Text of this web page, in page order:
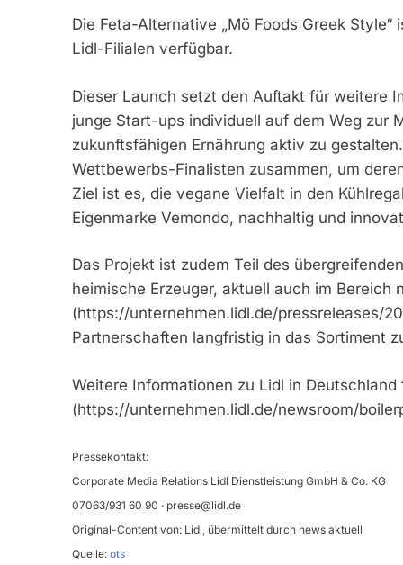
Die Feta-Alternative „Mö Foods Greek
Lidl-Filialen verfügbar.
Dieser Launch setzt den Auftakt für weitere
junge Start-ups individuell auf dem Weg zur
zukunftsfähigen Ernährung aktiv zu
Wettbewerbs-Finalisten zusammen, um
Ziel ist es, die vegane Vielfalt in den
Eigenmarke Vemondo, nachhaltig und
Das Projekt ist zudem Teil des
heimische Erzeuger, aktuell auch im Bereich
(https://unternehmen.lidl.de/pressreleases/
Partnerschaften langfristig in das Sortiment
Weitere Informationen zu Lidl in Deutschland
(https://unternehmen.lidl.de/newsroom/
Pressekontakt:
Corporate Media Relations Lidl Dienstleistung GmbH & Co. KG
07063/931 60 90 · presse@lidl.de
Original-Content von: Lidl, übermittelt durch news aktuell
Quelle: ots